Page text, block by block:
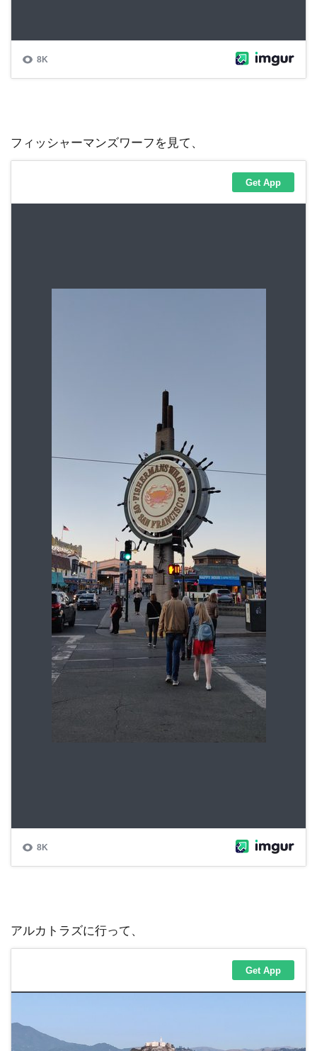
フィッシャーマンズワーフを見て、
アルカトラズに行って、